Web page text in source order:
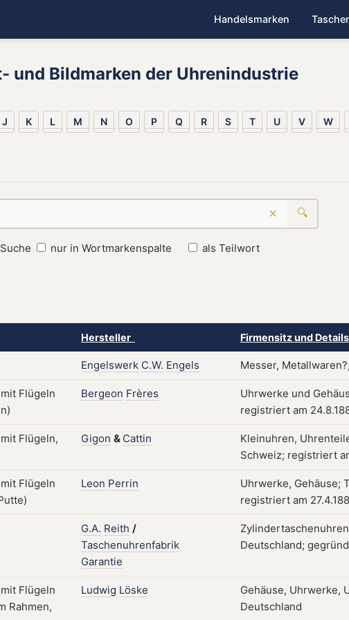
Handelsmarken
und Bildmarken der Uhrenindustrie
J K L M N O P Q R S T U V W
× 🔍
Suche nur in Wortmarkenspalte als Teilwort
Hersteller Firmensitz und Details
Engelswerk C.W. Engels Messer,
Bergeon Frères
Uhrwerke und
registriert am
Gigon & Cattin
Kleinuhren,
Schweiz; registriert
Leon Perrin
Uhrwerke, Gehäuse;
registriert am
G.A. Reith /
Taschenuhrenfabrik
Garantie
Deutschland;
Ludwig Löske
Gehäuse, Uhrwerke,
Deutschland